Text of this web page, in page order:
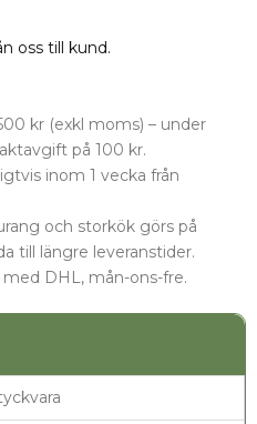
inom 1 vecka
och storkök
kan leda till längre
med DHL, mån-ons-
oss till kund.
kr (exkl moms) – under
på 100 kr.
inom 1 vecka från
och storkök görs på
till längre leveranstider.
med DHL, mån-ons-fre.